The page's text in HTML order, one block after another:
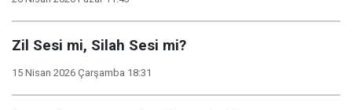
Zil Sesi mi, Silah Sesi mi?
15 Nisan 2026 Çarşamba 18:31